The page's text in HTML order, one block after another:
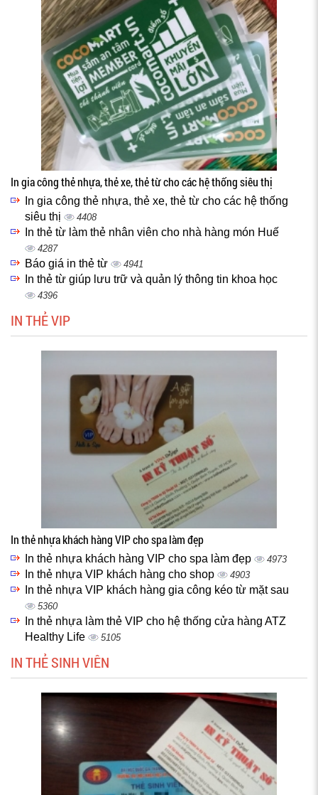
In gia công thẻ nhựa, thẻ xe, thẻ từ cho các hệ thống siêu thị
In gia công thẻ nhựa, thẻ xe, thẻ từ cho các hệ thống
siêu thị
4408
In thẻ từ làm thẻ nhân viên cho nhà hàng món Huế
4287
Báo giá in thẻ từ 4941
In thẻ từ giúp lưu trữ và quản lý thông tin khoa học
4396
IN THẺ VIP
In thẻ nhựa khách hàng VIP cho spa làm đẹp
In thẻ nhựa khách hàng VIP cho spa làm đẹp 4973
In thẻ nhựa VIP khách hàng cho shop 4903
In thẻ nhựa VIP khách hàng gia công kéo từ mặt sau
5360
In thẻ nhựa làm thẻ VIP cho hệ thống cửa hàng ATZ
Healthy Life
5105
IN THẺ SINH VIÊN